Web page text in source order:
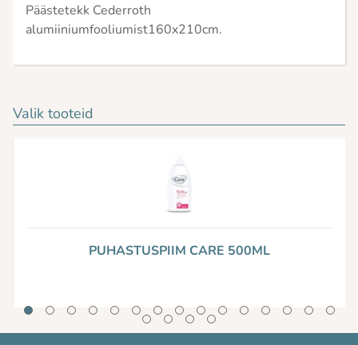
Päästetekk Cederroth
alumiiniumfooliumist160x210cm.
Valik tooteid
PUHASTUSPIIM CARE 500ML